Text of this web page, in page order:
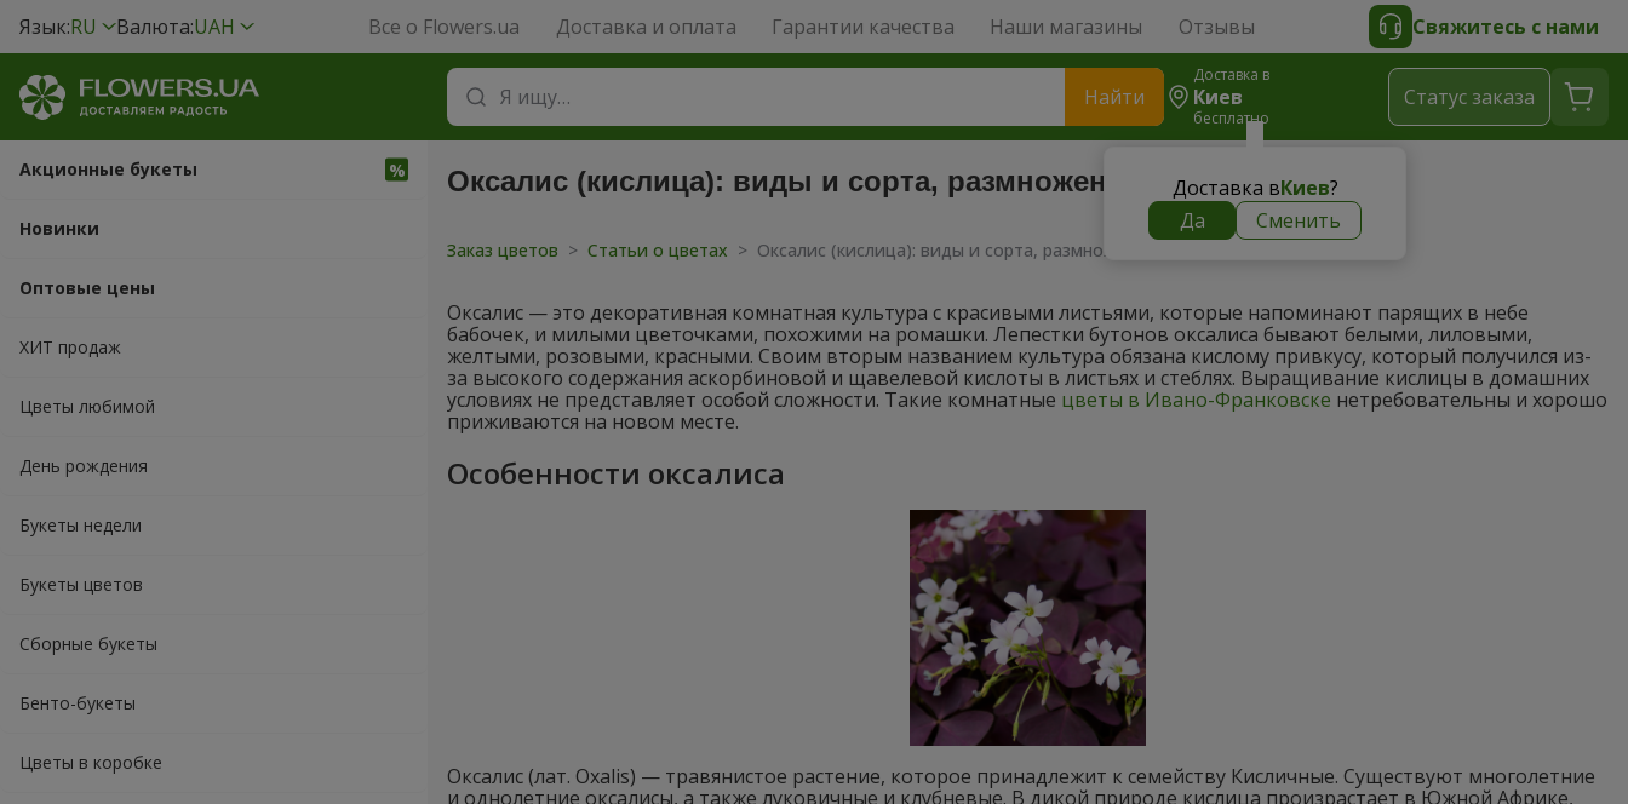
Язык:RU Валюта:UAH Все о Flowers.ua Доставка и оплата Гарантии качества Наши магазины Отзывы Свяжитесь с нами
Найти
Доставка в
Киев
бесплатно
Доставка вКиев?
Да
Сменить
Cтатус заказа
Акционные букеты
Новинки
Оптовые цены
ХИТ продаж
Цветы любимой
День рождения
Букеты недели
Букеты цветов
Сборные букеты
Бенто-букеты
Цветы в коробке
Оксалис (кислица): виды и сорта, размножение и уход
Заказ цветов > Статьи о цветах > Оксалис (кислица): виды и сорта, размножение и уход
Оксалис — это декоративная комнатная культура с красивыми листьями, которые напоминают парящих в небе
бабочек, и милыми цветочками, похожими на ромашки. Лепестки бутонов оксалиса бывают белыми, лиловыми,
желтыми, розовыми, красными. Своим вторым названием культура обязана кислому привкусу, который получился из-
за высокого содержания аскорбиновой и щавелевой кислоты в листьях и стеблях. Выращивание кислицы в домашних
условиях не представляет особой сложности. Такие комнатные цветы в Ивано-Франковске нетребовательны и хорошо
приживаются на новом месте.
Особенности оксалиса
Оксалис (лат. Oxalis) — травянистое растение, которое принадлежит к семейству Кисличные. Существуют многолетние
и однолетние оксалисы, а также луковичные и клубневые. В дикой природе кислица произрастает в Южной Африке,